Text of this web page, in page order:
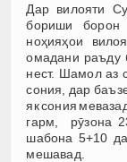
Дар вилояти
бориши
ноҳияҳои
омадани раъду
нест. Шамол аз
сония, дар
як сония
гарм, рӯзона
шабона 5+10
мешавад.